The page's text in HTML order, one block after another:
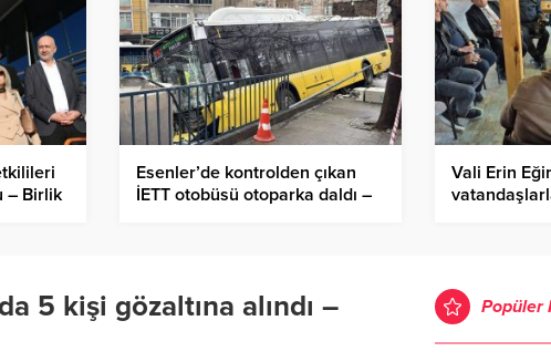
– Birlik
Esenler’de kontrolden çıkan
İETT otobüsü otoparka daldı –
Vali Erin
5 kişi gözaltına alındı –
Popüler